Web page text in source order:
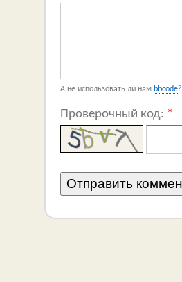
А не использовать ли нам bbcode?
Проверочный код: *